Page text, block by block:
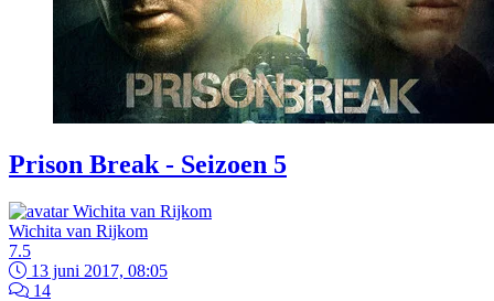
Prison Break - Seizoen 5
Wichita van Rijkom
7.5
13 juni 2017, 08:05
14